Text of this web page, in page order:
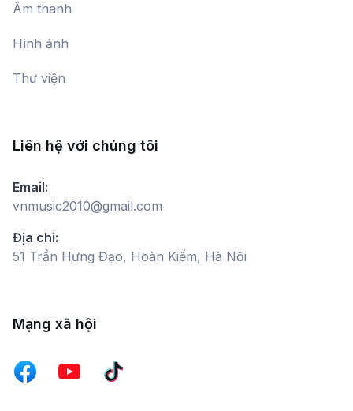
Âm thanh
Hình ảnh
Thư viện
Liên hệ với chúng tôi
Email:
vnmusic2010@gmail.com
Địa chỉ:
51 Trần Hưng Đạo, Hoàn Kiếm, Hà Nội
Mạng xã hội